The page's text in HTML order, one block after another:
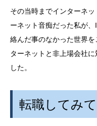
その当時までインターネ
ーネット音痴だった私が
絡んだ事のなかった世界
ターネットと非上場会社
した。
転職してみて